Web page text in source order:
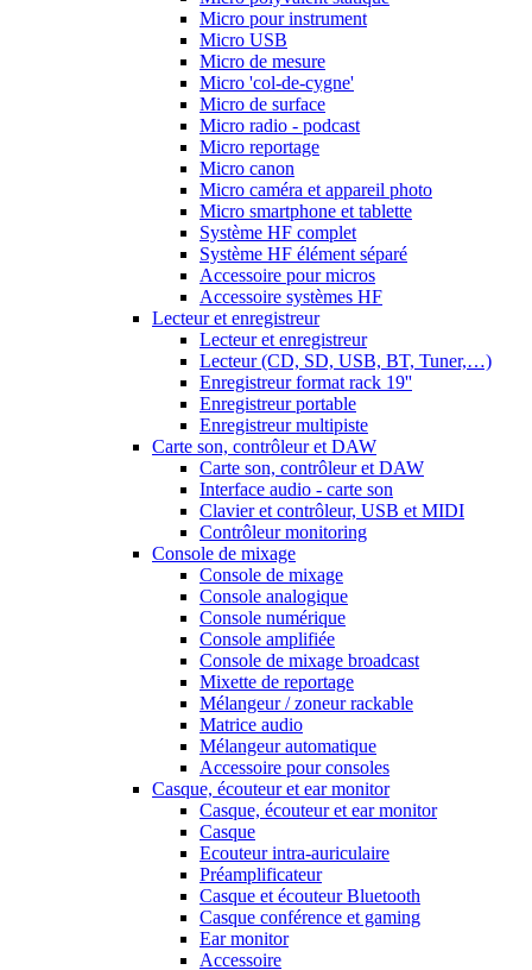
Micro pour instrument
Micro USB
Micro de mesure
Micro 'col-de-cygne'
Micro de surface
Micro radio - podcast
Micro reportage
Micro canon
Micro caméra et appareil photo
Micro smartphone et tablette
Système HF complet
Système HF élément séparé
Accessoire pour micros
Accessoire systèmes HF
Lecteur et enregistreur
Lecteur et enregistreur
Lecteur (CD, SD, USB, BT, Tuner,…)
Enregistreur format rack 19''
Enregistreur portable
Enregistreur multipiste
Carte son, contrôleur et DAW
Carte son, contrôleur et DAW
Interface audio - carte son
Clavier et contrôleur, USB et MIDI
Contrôleur monitoring
Console de mixage
Console de mixage
Console analogique
Console numérique
Console amplifiée
Console de mixage broadcast
Mixette de reportage
Mélangeur / zoneur rackable
Matrice audio
Mélangeur automatique
Accessoire pour consoles
Casque, écouteur et ear monitor
Casque, écouteur et ear monitor
Casque
Ecouteur intra-auriculaire
Préamplificateur
Casque et écouteur Bluetooth
Casque conférence et gaming
Ear monitor
Accessoire